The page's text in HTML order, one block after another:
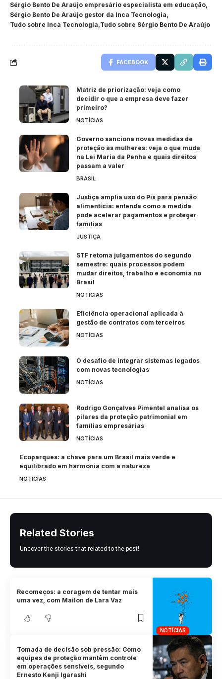
Sérgio Bento De Araújo empresário especialista em educação
Sérgio Bento De Araújo gestor da Inca Tecnologia
Tudo sobre Inca Tecnologia Tudo sobre Sérgio Bento De Araújo
FACEBOOK
Matriz de priorização: veja como
decidir o que a empresa deve fazer
primeiro?
NOTÍCIAS
Governo sanciona novas medidas de
proteção às mulheres: veja o que muda
na Lei Maria da Penha e quais direitos
passam a valer
BRASIL
Justiça amplia uso do Pix para pensão
alimentícia: entenda como a medida
pode acelerar pagamentos e proteger
famílias
JUSTIÇA
STF retoma julgamentos do segundo
semestre: quais processos podem
mudar direitos, trabalho e economia no
Brasil
NOTÍCIAS
Eficiência operacional aplicada à
gestão de contratos com terceiros
NOTÍCIAS
O desafio de integrar sistemas legados
com novas tecnologias
NOTÍCIAS
Rodrigo Gonçalves Pimentel analisa os
pilares da proteção patrimonial em
famílias empresárias
NOTÍCIAS
Ecoparques: a chave para um Brasil mais verde e
equilibrado em harmonia com a natureza
NOTÍCIAS
Related Stories
Uncover the stories that related to the post!
NOTÍCIAS
Recomeços: a coragem de tentar mais
uma vez, com Mailon de Lara Vaz
Tomada de decisão sob pressão: Como
equipes de proteção mantêm controle
em operações sensíveis, segundo
Ernesto Kenji Igarashi